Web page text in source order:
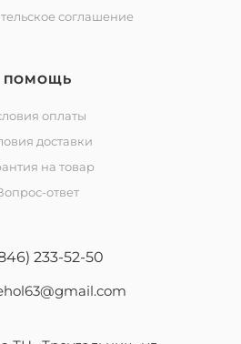
соглашение
ПОМОЩЬ
оплаты
доставки
на товар
ответ
233-52-50